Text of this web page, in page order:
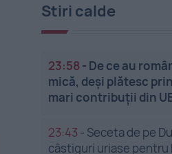
Stiri calde
23:58 - De ce au
mică, deși plătesc
mari contribuții din
23:43 - Seceta de pe
câștiguri uriașe pentru